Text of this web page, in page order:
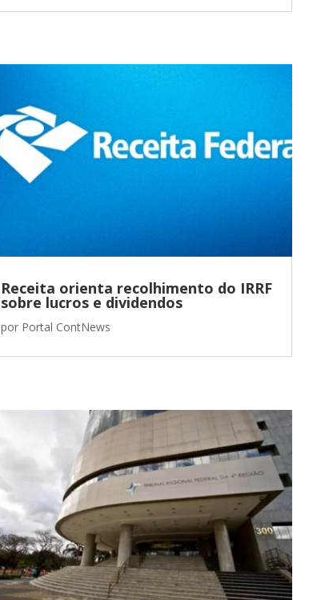
Receita orienta recolhimento do IRRF
sobre lucros e dividendos
por Portal ContNews